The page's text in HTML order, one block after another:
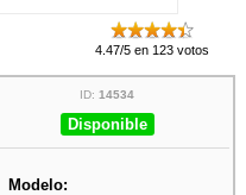
4.47/5 en 123 votos
ID:14534
Disponible
Modelo: